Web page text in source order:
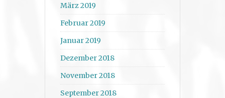
März 2019
Februar 2019
Januar 2019
Dezember 2018
November 2018
September 2018